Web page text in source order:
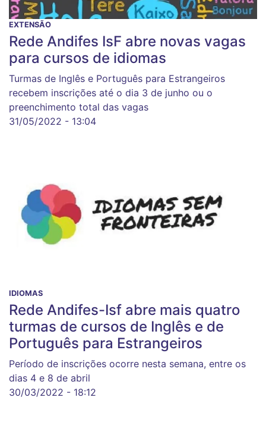
EXTENSÃO
Rede Andifes IsF abre novas vagas
para cursos de idiomas
Turmas de Inglês e Português para Estrangeiros
recebem inscrições até o dia 3 de junho ou o
preenchimento total das vagas
31/05/2022 - 13:04
IDIOMAS
Rede Andifes-Isf abre mais quatro
turmas de cursos de Inglês e de
Português para Estrangeiros
Período de inscrições ocorre nesta semana, entre os
dias 4 e 8 de abril
30/03/2022 - 18:12